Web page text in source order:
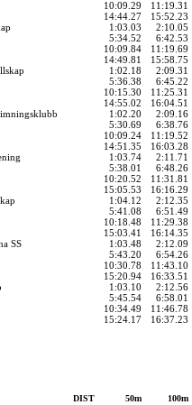
10:09.29
11:19.31
14:44.27
15:52.23
1:03.03 2:10.05
5:34.52
6:42.53
10:09.84
11:19.69
14:49.81
15:58.75
1:02.18 2:09.31
5:36.38
6:45.22
10:15.30
11:25.31
14:55.02
16:04.51
1:02.20 2:09.16
5:30.69
6:38.76
10:09.24
11:19.52
14:51.35
16:03.28
1:03.74 2:11.71
5:38.01
6:48.26
10:20.52
11:31.81
15:05.53
16:16.29
1:04.12 2:12.35
5:41.08
6:51.49
10:18.48
11:29.38
15:03.41
16:14.35
SS 1:03.48 2:12.09
5:43.20
6:54.26
10:30.78
11:43.10
15:20.94
16:33.51
1:03.10 2:12.56
5:45.54
6:58.01
10:34.49
11:46.78
15:24.17
16:37.23
DIST 50m 100m